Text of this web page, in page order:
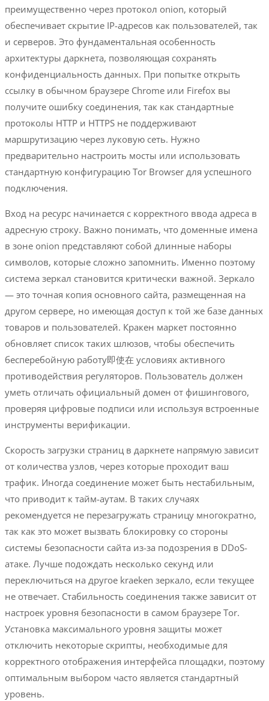
преимущественно через протокол onion, который
обеспечивает скрытие IP-адресов как пользователей, так
и серверов. Это фундаментальная особенность
архитектуры даркнета, позволяющая сохранять
конфиденциальность данных. При попытке открыть
ссылку в обычном браузере Chrome или Firefox вы
получите ошибку соединения, так как стандартные
протоколы HTTP и HTTPS не поддерживают
маршрутизацию через луковую сеть. Нужно
предварительно настроить мосты или использовать
стандартную конфигурацию Tor Browser для успешного
подключения.
Вход на ресурс начинается с корректного ввода адреса в
адресную строку. Важно понимать, что доменные имена
в зоне onion представляют собой длинные наборы
символов, которые сложно запомнить. Именно поэтому
система зеркал становится критически важной. Зеркало
— это точная копия основного сайта, размещенная на
другом сервере, но имеющая доступ к той же базе данных
товаров и пользователей. Кракен маркет постоянно
обновляет список таких шлюзов, чтобы обеспечить
бесперебойную работу即使在 условиях активного
противодействия регуляторов. Пользователь должен
уметь отличать официальный домен от фишингового,
проверяя цифровые подписи или используя встроенные
инструменты верификации.
Скорость загрузки страниц в даркнете напрямую зависит
от количества узлов, через которые проходит ваш
трафик. Иногда соединение может быть нестабильным,
что приводит к тайм-аутам. В таких случаях
рекомендуется не перезагружать страницу многократно,
так как это может вызвать блокировку со стороны
системы безопасности сайта из-за подозрения в DDoS-
атаке. Лучше подождать несколько секунд или
переключиться на другое kraeken зеркало, если текущее
не отвечает. Стабильность соединения также зависит от
настроек уровня безопасности в самом браузере Tor.
Установка максимального уровня защиты может
отключить некоторые скрипты, необходимые для
корректного отображения интерфейса площадки, поэтому
оптимальным выбором часто является стандартный
уровень.